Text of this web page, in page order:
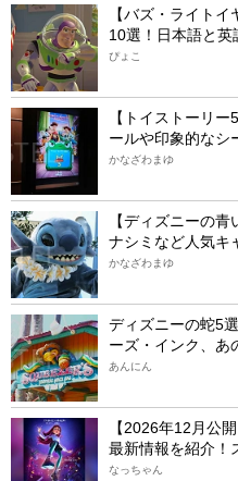
【バズ・ライト
10選！日本語と英
ぴょこ
【トイストーリ
ールや印象的なシ
かなざわまゆ
【ディズニーの
ナシミなど人気キ
かなざわまゆ
ディズニーの蛇5
ーズ・インク、あ
あんにん
【2026年12月公
最新情報を紹介！
なっちゃん